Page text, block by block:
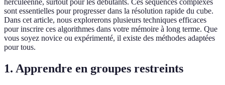
herculéenne, surtout pour les débutants. Ces séquences complexes
sont essentielles pour progresser dans la résolution rapide du cube.
Dans cet article, nous explorerons plusieurs techniques efficaces
pour inscrire ces algorithmes dans votre mémoire à long terme. Que
vous soyez novice ou expérimenté, il existe des méthodes adaptées
pour tous.
1. Apprendre en groupes restreints